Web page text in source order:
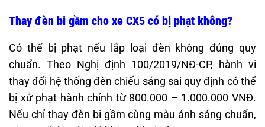
Thay đèn bi gầm cho xe CX5 có bị phạt không?
Có thể bị phạt nếu lắp loại đèn không đúng quy
chuẩn. Theo Nghị định 100/2019/NĐ-CP, hành vi
thay đổi hệ thống đèn chiếu sáng sai quy định có thể
bị xử phạt hành chính từ 800.000 – 1.000.000 VNĐ.
Nếu chỉ thay đèn bi gầm cùng màu ánh sáng chuẩn,